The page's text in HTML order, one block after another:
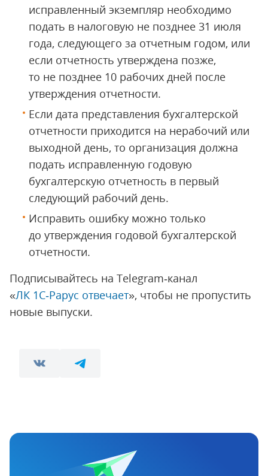
исправленный экземпляр необходимо
подать в налоговую не позднее 31 июля
года, следующего за отчетным годом, или
если отчетность утверждена позже,
то не позднее 10 рабочих дней после
утверждения отчетности.
Если дата представления бухгалтерской
отчетности приходится на нерабочий или
выходной день, то организация должна
подать исправленную годовую
бухгалтерскую отчетность в первый
следующий рабочий день.
Исправить ошибку можно только
до утверждения годовой бухгалтерской
отчетности.
Подписывайтесь на Telegram‑канал
«ЛК 1С‑Рарус отвечает», чтобы не пропустить
новые выпуски.